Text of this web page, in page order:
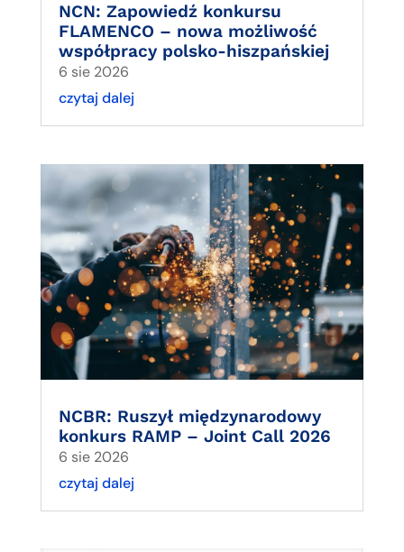
NCN: Zapowiedź konkursu
FLAMENCO – nowa możliwość
współpracy polsko-hiszpańskiej
6 sie 2026
czytaj dalej
NCBR: Ruszył międzynarodowy
konkurs RAMP – Joint Call 2026
6 sie 2026
czytaj dalej